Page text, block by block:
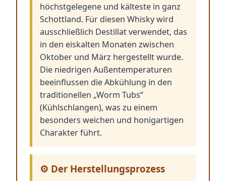
höchstgelegene und kälteste in ganz
Schottland. Für diesen Whisky wird
ausschließlich Destillat verwendet, das
in den eiskalten Monaten zwischen
Oktober und März hergestellt wurde.
Die niedrigen Außentemperaturen
beeinflussen die Abkühlung in den
traditionellen „Worm Tubs“
(Kühlschlangen), was zu einem
besonders weichen und honigartigen
Charakter führt.
⚙️ Der Herstellungsprozess